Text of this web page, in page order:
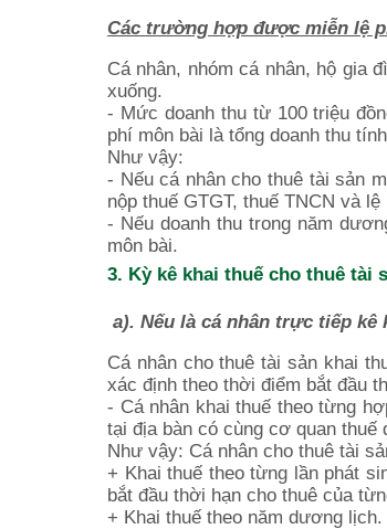
Các trường hợp được miễn lệ
Cá nhân, nhóm cá nhân, hộ gia
xuống.
- Mức doanh thu từ 100 triệu
phí môn bài là tổng doanh thu
Như vậy:
- Nếu cá nhân cho thuê tài sản
nộp thuế GTGT, thuế TNCN và
- Nếu doanh thu trong năm
môn bài.
3. Kỳ kê khai thuế cho thuê tài
a). Nếu là cá nhân trực tiếp
Cá nhân cho thuê tài sản khai
xác định theo thời điểm bắt đầu
- Cá nhân khai thuế theo từng
tại địa bàn có cùng cơ quan thuế
Như vậy: Cá nhân cho thuê tài
+ Khai thuế theo từng lần phát
bắt đầu thời hạn cho thuê của
+ Khai thuế theo năm dương lịch.